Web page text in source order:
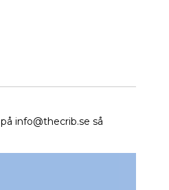
info@thecrib.se så